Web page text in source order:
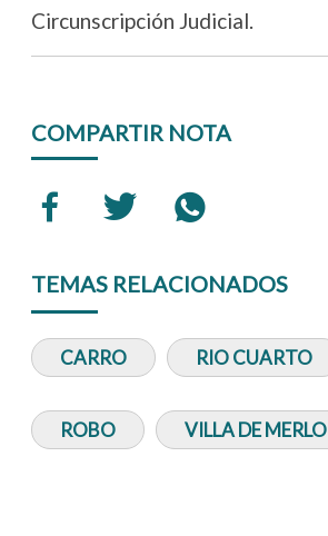
Circunscripción Judicial.
COMPARTIR NOTA
TEMAS RELACIONADOS
CARRO RIO CUARTO
ROBO VILLA DE MERLO